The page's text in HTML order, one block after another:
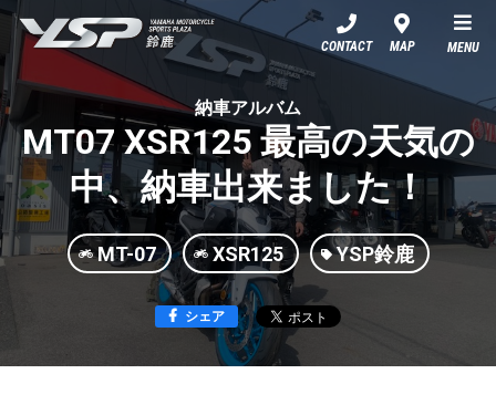
YSP鈴鹿
CONTACT MAP MENU
納車アルバム
MT07 XSR125 最高の天気の
中、納車出来ました！
MT-07 XSR125 YSP鈴鹿
シェア